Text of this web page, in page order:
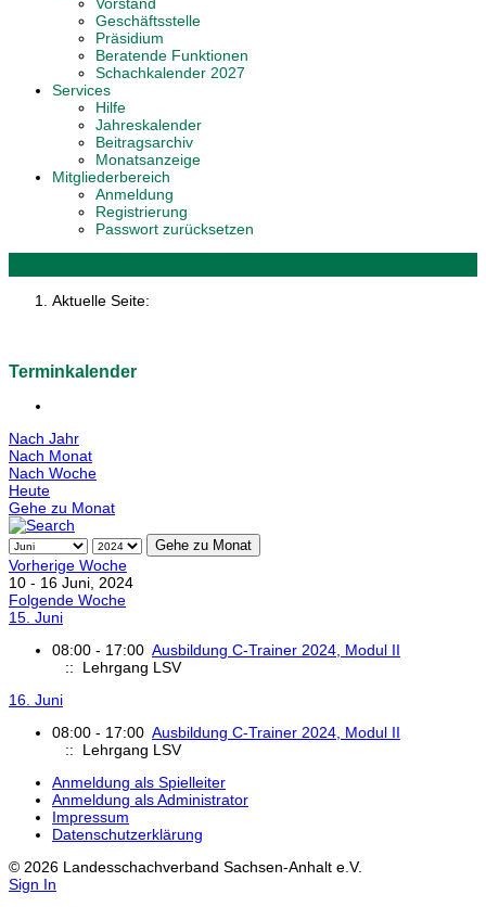
Geschäftsstelle
Präsidium
Beratende Funktionen
Schachkalender 2027
Services
Hilfe
Jahreskalender
Beitragsarchiv
Monatsanzeige
Mitgliederbereich
Anmeldung
Registrierung
Passwort zurücksetzen
Aktuelle Seite:
Terminkalender
Nach Jahr
Nach Monat
Nach Woche
Heute
Gehe zu Monat
Gehe zu Monat
Vorherige Woche
10 - 16 Juni, 2024
Folgende Woche
15. Juni
08:00 - 17:00 Ausbildung C-Trainer 2024, Modul II
:: Lehrgang LSV
16. Juni
08:00 - 17:00 Ausbildung C-Trainer 2024, Modul II
:: Lehrgang LSV
Anmeldung als Spielleiter
Anmeldung als Administrator
Impressum
Datenschutzerklärung
© 2026 Landesschachverband Sachsen-Anhalt e.V.
Sign In